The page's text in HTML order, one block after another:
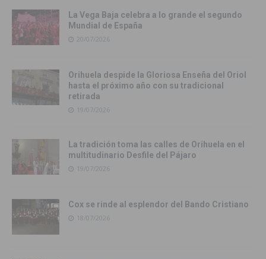
La Vega Baja celebra a lo grande el segundo
Mundial de España
20/07/2026
Orihuela despide la Gloriosa Enseña del Oriol
hasta el próximo año con su tradicional
retirada
19/07/2026
La tradición toma las calles de Orihuela en el
multitudinario Desfile del Pájaro
19/07/2026
Cox se rinde al esplendor del Bando Cristiano
18/07/2026